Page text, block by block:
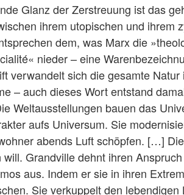
Glanz der Zerstreuung ist das
ihrem utopischen und ihrem
dem, was Marx die
nieder – eine
verwandelt sich die gesamte
– auch dieses Wort entstand
Weltausstellungen bauen das
aufs Universum. Sie
abends Luft schöpfen. […]
Grandville dehnt ihren
aus. Indem er sie in ihren
Sie verkuppelt den